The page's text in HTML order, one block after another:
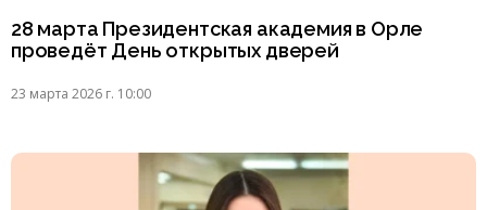
28 марта Президентская академия в Орле
проведёт День открытых дверей
23 марта 2026 г. 10:00